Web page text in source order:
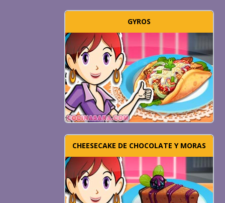
GYROS
CHEESECAKE DE CHOCOLATE Y MORAS